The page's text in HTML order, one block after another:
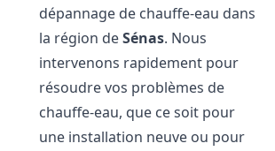
dépannage de chauffe-eau dans
la région deSénas. Nous
intervenons rapidement pour
résoudre vos problèmes de
chauffe-eau, que ce soit pour
une installation neuve ou pour